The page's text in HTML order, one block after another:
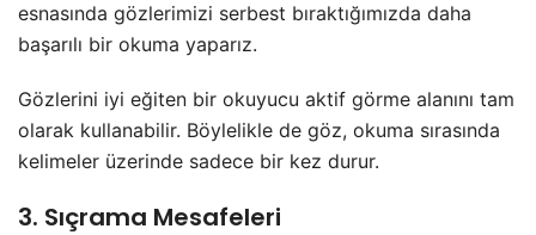
esnasında gözlerimizi serbest bıraktığımızda daha
başarılı bir okuma yaparız.
Gözlerini iyi eğiten bir okuyucu aktif görme alanını tam
olarak kullanabilir. Böylelikle de göz, okuma sırasında
kelimeler üzerinde sadece bir kez durur.
3. Sıçrama Mesafeleri